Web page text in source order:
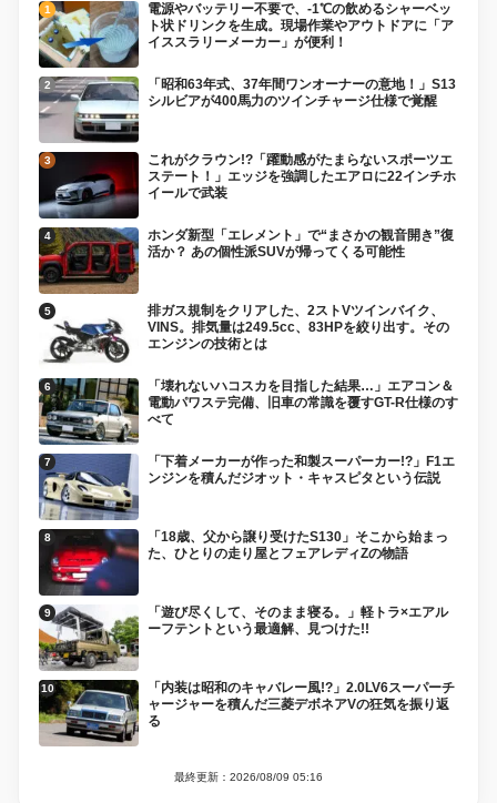
電源やバッテリー不要で、-1℃の飲めるシャーベッ
ト状ドリンクを生成。現場作業やアウトドアに「ア
イススラリーメーカー」が便利！
「昭和63年式、37年間ワンオーナーの意地！」S13
シルビアが400馬力のツインチャージ仕様で覚醒
これがクラウン!?「躍動感がたまらないスポーツエ
ステート！」エッジを強調したエアロに22インチホ
イールで武装
ホンダ新型「エレメント」で“まさかの観音開き”復
活か？ あの個性派SUVが帰ってくる可能性
排ガス規制をクリアした、2ストVツインバイク、
VINS。排気量は249.5cc、83HPを絞り出す。その
エンジンの技術とは
「壊れないハコスカを目指した結果…」エアコン＆
電動パワステ完備、旧車の常識を覆すGT-R仕様のす
べて
「下着メーカーが作った和製スーパーカー!?」F1エ
ンジンを積んだジオット・キャスピタという伝説
「18歳、父から譲り受けたS130」そこから始まっ
た、ひとりの走り屋とフェアレディZの物語
「遊び尽くして、そのまま寝る。」軽トラ×エアル
ーフテントという最適解、見つけた!!
「内装は昭和のキャバレー風!?」2.0LV6スーパーチ
ャージャーを積んだ三菱デボネアVの狂気を振り返
る
最終更新：2026/08/09 05:16